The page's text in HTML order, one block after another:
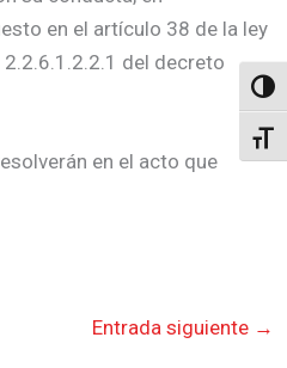
en el artículo 38 de la ley
del decreto
en el acto que
Entrada siguiente →